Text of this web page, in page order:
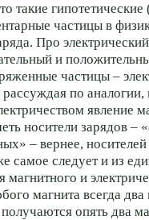
такие гипотетические
частицы в
Про
и
частицы –
по аналогии,
явление
носители зарядов –
– вернее,
самое следует и из
магнитного и
магнита всегда
опять два